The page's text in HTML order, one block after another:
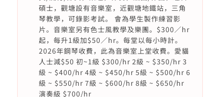
碩士，觀塘設有音樂室，近觀塘地鐵站，三角
琴教學，可錄影考試。 會為學生製作練習影
片。音樂室另有色士風教學及樂團。$300／hr
起，每升1級加$50／hr。每堂以每小時計。
2026年鋼琴收費，此為音樂室上堂收費。愛貓
人士減$50 初~1級 $300/hr 2級 ~ $350/hr 3
級 ~ $400/hr 4級 ~ $450/hr 5級 ~ $500/hr 6
級 ~ $550/hr 7級 ~ $600/hr 8級 ~ $650/hr
演奏級 $700/hr